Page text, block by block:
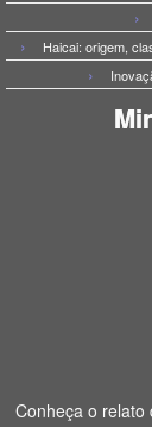
Haicai: origem,
Conheça o relato